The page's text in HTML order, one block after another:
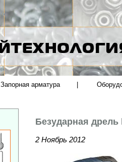
Запорная арматура
Безударная
2 Ноябрь 2012